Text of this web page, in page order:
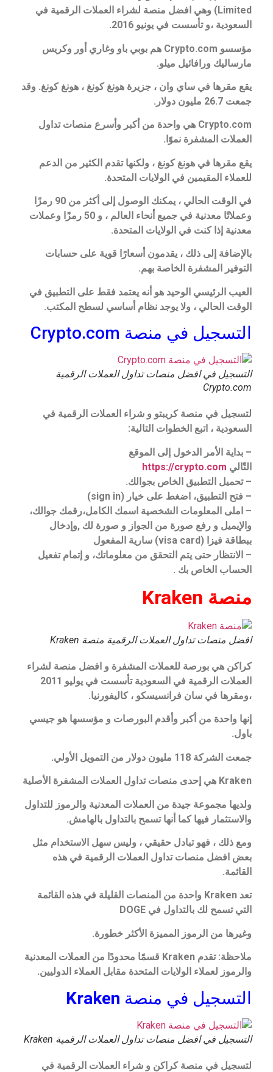
Limited) وهي افضل منصة لشراء العملات الرقمية في
السعودية ،و تأسست في يونيو 2016.
مؤسسو Crypto.com هم بوبي باو وغاري أور وكريس
مارساليك ورافائيل ميلو.
يقع مقرها في ساي وان ، جزيرة هونغ كونغ ، هونغ كونغ. وقد
جمعت 26.7 مليون دولار.
Crypto.com هي واحدة من أكبر وأسرع منصات تداول
العملات المشفرة نموًا.
يقع مقرها في هونغ كونغ ، ولكنها تقدم الكثير من الدعم
للعملاء المقيمين في الولايات المتحدة.
في الوقت الحالي ، يمكنك الوصول إلى أكثر من 90 رمزًا
وعملاتًا معدنية في جميع أنحاء العالم ، و 50 رمزًا وعملات
معدنية إذا كنت في الولايات المتحدة.
بالإضافة إلى ذلك ، يقدمون أسعارًا قوية على حسابات
التوفير المشفرة الخاصة بهم.
العيب الرئيسي الوحيد هو أنه يعتمد فقط على التطبيق في
الوقت الحالي ، ولا يوجد نظام أساسي لسطح المكتب.
التسجيل في منصة Crypto.com
التسجيل في افضل منصات تداول العملات الرقمية
Crypto.com
لتسجيل في منصة كريبتو و شراء العملات الرقمية في
السعودية ، اتبع الخطوات التالية:
– بداية الأمر الدخول إلى الموقع
التّالي https://crypto.com
– تحميل التطبيق الخاص بجوالك.
– فتح التطبيق، اضغط على خيار (sign in)
– املى المعلومات الشخصية اسمك الكامل،رقمك جوالك،
والإيميل و رفع صورة من الجواز و صورة لك ,وإدخال
ببطاقة فيزا (visa card) سارية المفعول
– الانتظار حتى يتم التحقق من معلوماتك، و إتمام تفعيل
الحساب الخاص بك .
منصة Kraken
افضل منصات تداول العملات الرقمية منصة Kraken
كراكن هي بورصة للعملات المشفرة و افضل منصة لشراء
العملات الرقمية في السعودية تأسست في يوليو 2011
،ومقرها في سان فرانسيسكو ، كاليفورنيا.
إنها واحدة من أكبر وأقدم البورصات و مؤسسها هو جيسي
باول.
جمعت الشركة 118 مليون دولار من التمويل الأولي.
Kraken هي إحدى منصات تداول العملات المشفرة الأصلية
ولديها مجموعة جيدة من العملات المعدنية والرموز للتداول
والاستثمار فيها كما أنها تسمح بالتداول بالهامش.
ومع ذلك ، فهو تبادل حقيقي ، وليس سهل الاستخدام مثل
بعض افضل منصات تداول العملات الرقمية في هذه
القائمة.
تعد Kraken واحدة من المنصات القليلة في هذه القائمة
التي تسمح لك بالتداول في DOGE
وغيرها من الرموز المميزة الأكثر خطورة.
ملاحظة: تقدم Kraken قسمًا محدودًا من العملات المعدنية
والرموز لعملاء الولايات المتحدة مقابل العملاء الدوليين.
التسجيل في منصة Kraken
التسجيل في افضل منصات تداول العملات الرقمية Kraken
لتسجيل في منصة كراكن و شراء العملات الرقمية في